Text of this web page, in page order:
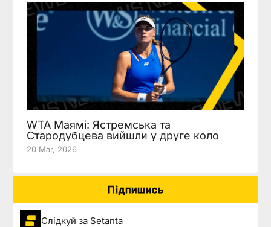
WTA Маямі: Ястремська та
Стародубцева вийшли у друге коло
20 Mar, 2026
Підпишись
Слідкуй за Setanta